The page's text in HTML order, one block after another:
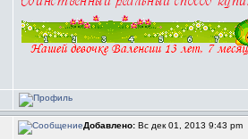
Добавлено: Вс дек 01, 2013 9:43 pm